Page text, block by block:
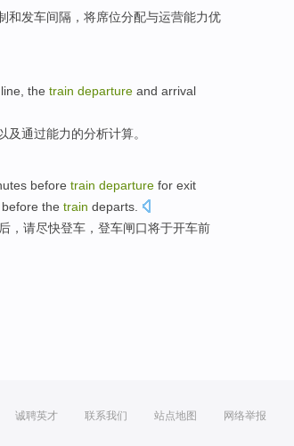
和发车间隔，将席位分配与运营能力优
the train departure and arrival
及通过能力的分析计算。
before train departure for exit
before the train departs.
，请尽快登车，登车闸口将于开车前
诚聘英才 联系我们 站点地图 网络举报